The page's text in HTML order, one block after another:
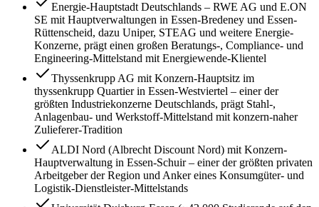
Energie-Hauptstadt Deutschlands – RWE AG und E.ON
SE mit Hauptverwaltungen in Essen-Bredeney und Essen-
Rüttenscheid, dazu Uniper, STEAG und weitere Energie-
Konzerne, prägt einen großen Beratungs-, Compliance- und
Engineering-Mittelstand mit Energiewende-Klientel
Thyssenkrupp AG mit Konzern-Hauptsitz im
thyssenkrupp Quartier in Essen-Westviertel – einer der
größten Industriekonzerne Deutschlands, prägt Stahl-,
Anlagenbau- und Werkstoff-Mittelstand mit konzern-naher
Zulieferer-Tradition
ALDI Nord (Albrecht Discount Nord) mit Konzern-
Hauptverwaltung in Essen-Schuir – einer der größten privaten
Arbeitgeber der Region und Anker eines Konsumgüter- und
Logistik-Dienstleister-Mittelstands